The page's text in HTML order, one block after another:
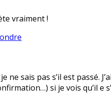
vraiment !
ne sais pas s’il est passé.
si je vois qu’il